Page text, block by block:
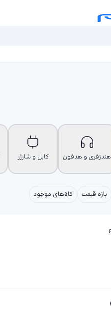
هندزفری و هدفون کابل و شارژر
بازه قیمت کالاهای موجود